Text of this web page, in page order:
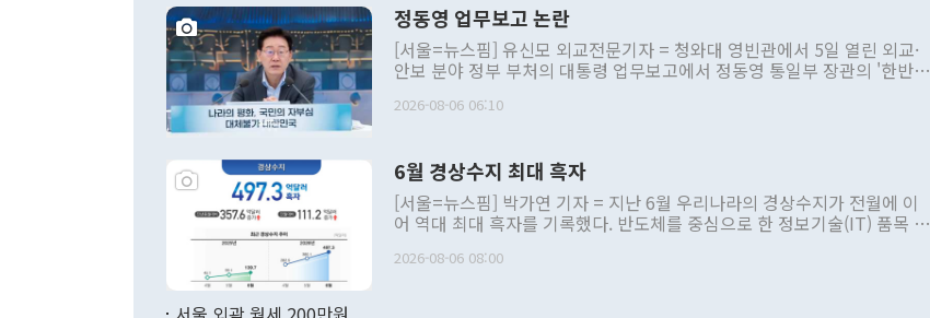
정동영 업무보고 논란
[서울=뉴스핌] 유신모 외교전문기자 = 청와대 영빈관에서 5일 열린 외교·
안보 분야 정부 부처의 대통령 업무보고에서 정동영 통일부 장관의 '한반도
발언 중에는 정부 내 조율을 거치지 않은 사안을 정책으로 추진하겠다고 공
주의적 희망에 근거한 비현실적 구상'이라는 비판을 내놨다. 그동안 정 장
관의 대북 정책 관련 발언이 물의를 빚은 적은 여러 번 있지만 대통령과 유
관 부처 장관이 공개적으로 부정적 입장을 표명한 것은 이례적이다. 정 장
관의 무리한 대북 접근법과 월권을 제어해야 한다는 목소리도 높아지고 있
다. [정동영 통일부 장관이 지난달 23일 오후 서울 종로구 정부서울청사에
2026-08-06 06:10
6월 경상수지 최대 흑자
[서울=뉴스핌] 박가연 기자 = 지난 6월 우리나라의 경상수지가 전월에 이
어 역대 최대 흑자를 기록했다. 반도체를 중심으로 한 정보기술(IT) 품목 수
료=한국은행] 한국은행이 6일 발표한 '2026년 6월 국제수지(잠정)'에 따르
2026-08-06 08:00